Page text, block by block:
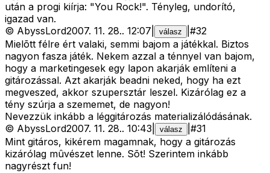
után a progi kiírja: "You Rock!". Tényleg, undorító,
igazad van.
© AbyssLord2007. 11. 28.. 12:07 válasz #32
Mielõtt félre ért valaki, semmi bajom a játékkal. Biztos
nagyon fasza játék. Nekem azzal a ténnyel van bajom,
hogy a marketingesek egy lapon akarják említeni a
gitározással. Azt akarják beadni neked, hogy ha ezt
megveszed, akkor szupersztár leszel. Kizárólag ez a
tény szúrja a szememet, de nagyon!
Nevezzük inkább a léggitározás materializálódásának.
© AbyssLord2007. 11. 28.. 10:43 válasz #31
Mint gitáros, kikérem magamnak, hogy a gitározás
kizárólag mûvészet lenne. Sõt! Szerintem inkább
nagyrészt fun!